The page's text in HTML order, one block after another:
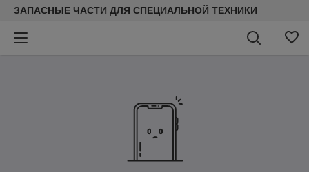
ЗАПАСНЫЕ ЧАСТИ ДЛЯ СПЕЦИАЛЬНОЙ ТЕХНИКИ